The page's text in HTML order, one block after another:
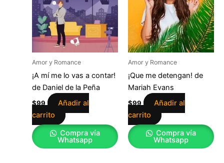
Amor y Romance
¡A mí me lo vas a contar!
de Daniel de la Peña
$99
Añadir al
carrito
Compra vía
Whatsapp
Amor y Romance
¡Que me detengan! de
Mariah Evans
$99
Añadir al
carrito
Compra vía
Whatsapp